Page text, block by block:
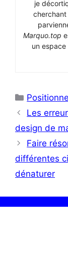
je
cherchant
Marquo.top
un espace
Les
design de
Faire
différentes
dénaturer